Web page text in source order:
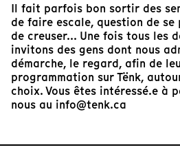
Il fait parfois bon sortir des
de faire escale, question de se
de creuser... Une fois tous les
invitons des gens dont nous
démarche, le regard, afin de
programmation sur Tënk,
choix. Vous êtes intéressé.e à
nous au info@tenk.ca